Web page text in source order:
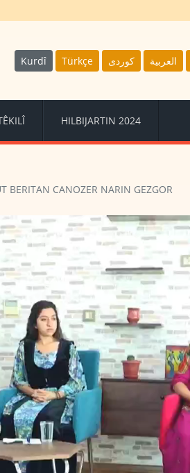
Kurdî Türkçe كوردى العربية
HILBIJARTIN 2024
BERITAN CANOZER NARIN GEZGOR